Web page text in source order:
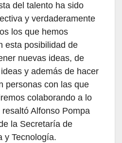
del talento ha sido
y verdaderamente
los que hemos
esta posibilidad de
nuevas ideas, de
y además de hacer
personas con las que
colaborando a lo
Alfonso Pompa
la Secretaría de
y Tecnología.